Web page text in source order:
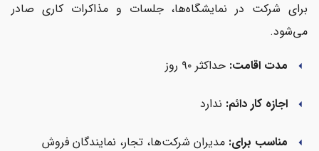
برای شرکت در نمایشگاه‌ها، جلسات و مذاکرات کاری صادر
می‌شود.
arrow_left مدت اقامت: حداکثر ۹۰ روز
arrow_left اجازه کار دائم: ندارد
arrow_left مناسب برای: مدیران شرکت‌ها، تجار، نمایندگان فروش